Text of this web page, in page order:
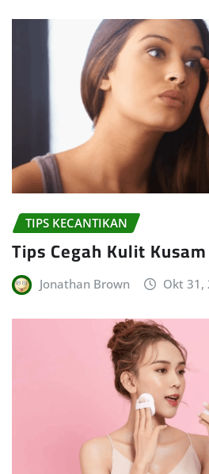
TIPS KECANTIKAN
Tips Cegah Kulit
Jonathan Brown Okt 31,